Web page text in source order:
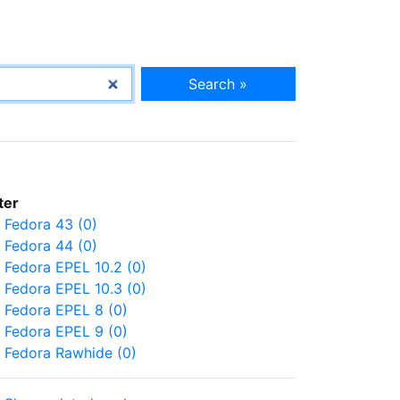
Search »
Fedora 43 (0)
Fedora 44 (0)
Fedora EPEL 10.2 (0)
Fedora EPEL 10.3 (0)
Fedora EPEL 8 (0)
Fedora EPEL 9 (0)
Fedora Rawhide (0)